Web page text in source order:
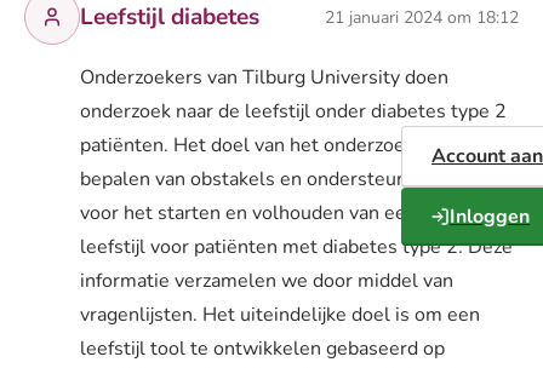
Account
Inloggen
Leefstijl diabetes 21 januari 2024 om 18:12
Onderzoekers van Tilburg University doen
onderzoek naar de leefstijl onder diabetes type 2
patiënten. Het doel van het onderzoek is het
bepalen van obstakels en ondersteunde factoren
voor het starten en volhouden van een gezonde
leefstijl voor patiënten met diabetes type 2. Deze
informatie verzamelen we door middel van
vragenlijsten. Het uiteindelijke doel is om een
leefstijl tool te ontwikkelen gebaseerd op